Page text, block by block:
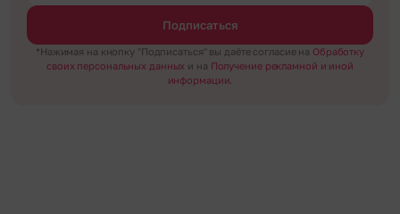
Подписаться
*Нажимая на кнопку "Подписаться" вы даёте согласие на Обработку
своих персональных данных и на Получение рекламной и иной
информации.